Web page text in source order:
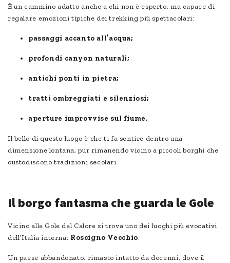
È un cammino adatto anche a chi non è esperto, ma capace di
regalare emozioni tipiche dei trekking più spettacolari:
passaggi accanto all’acqua;
profondi canyon naturali;
antichi ponti in pietra;
tratti ombreggiati e silenziosi;
aperture improvvise sul fiume.
Il bello di questo luogo è che ti fa sentire dentro una
dimensione lontana, pur rimanendo vicino a piccoli borghi che
custodiscono tradizioni secolari.
Il borgo fantasma che guarda le Gole
Vicino alle Gole del Calore si trova uno dei luoghi più evocativi
dell’Italia interna: Roscigno Vecchio.
Un paese abbandonato, rimasto intatto da decenni, dove il